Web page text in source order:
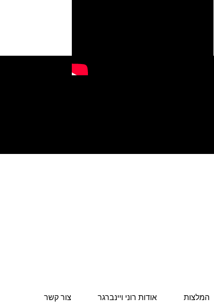
המלצות אודות רוני ויינברגר צור קשר